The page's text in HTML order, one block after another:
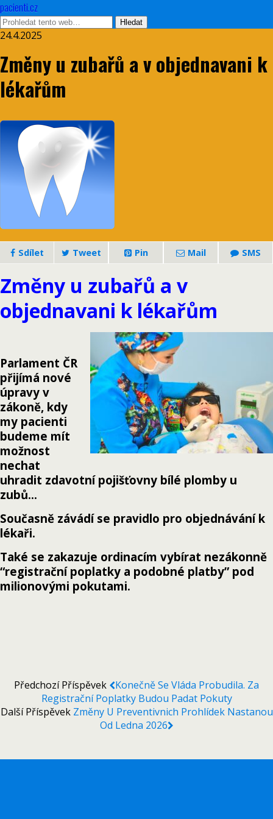
pacienti.cz
24.4.2025
Změny u zubařů a v objednavani k
lékařům
Sdílet Tweet Pin Mail SMS
Změny u zubařů a v
objednavani k lékařům
Parlament ČR
přijímá nové
úpravy v
zákoně, kdy
my pacienti
budeme mít
možnost
nechat
uhradit zdavotní pojišťovny bílé plomby u
zubů…
Současně závádí se pravidlo pro objednávání k
lékaři.
Také se zakazuje ordinacím vybírat nezákonně
“registrační poplatky a podobné platby” pod
milionovými pokutami.
Předchozí Příspěvek
Konečně Se Vláda Probudila. Za
Registrační Poplatky Budou Padat Pokuty
Další Příspěvek Změny U Preventivnich Prohlídek Nastanou
Od Ledna 2026